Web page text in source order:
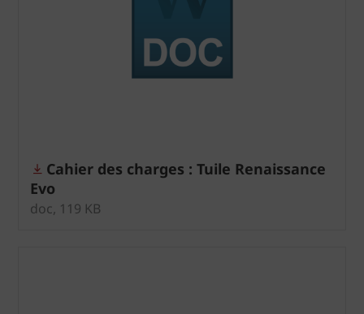
Cahier des charges : Tuile Renaissance
Evo
doc, 119 KB